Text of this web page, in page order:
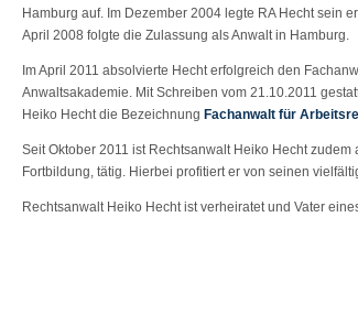
Hamburg auf. Im Dezember 2004 legte RA Hecht sein
April 2008 folgte die Zulassung als Anwalt in Hamburg.
Im April 2011 absolvierte Hecht erfolgreich den
Anwaltsakademie. Mit Schreiben vom 21.10.2011
Heiko Hecht die Bezeichnung Fachanwalt für
Seit Oktober 2011 ist Rechtsanwalt Heiko Hecht
Fortbildung, tätig. Hierbei profitiert er von seinen
Rechtsanwalt Heiko Hecht ist verheiratet und Vater